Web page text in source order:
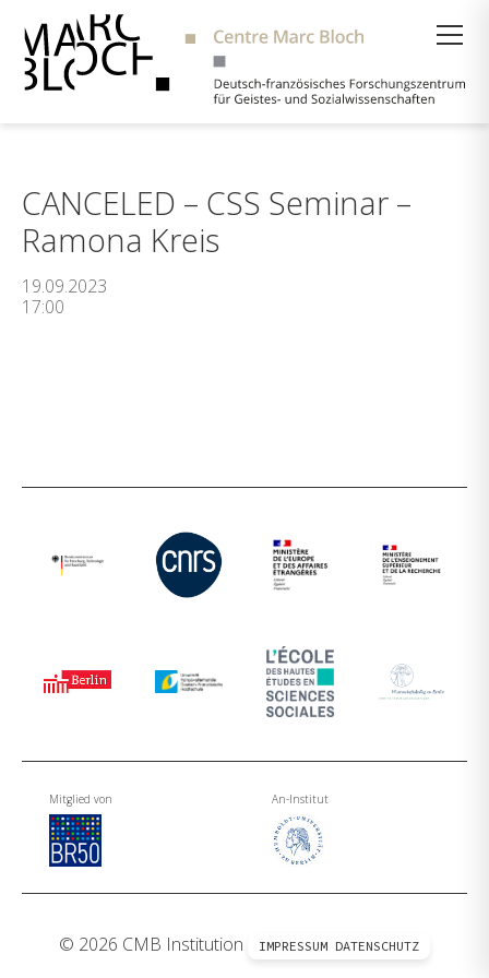
CANCELED – CSS Seminar –
Ramona Kreis
19.09.2023
17:00
Mitglied von An-Institut
© 2026 CMB Institution IMPRESSUM DATENSCHUTZ